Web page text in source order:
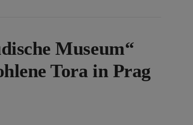
Museum“
Tora in Prag